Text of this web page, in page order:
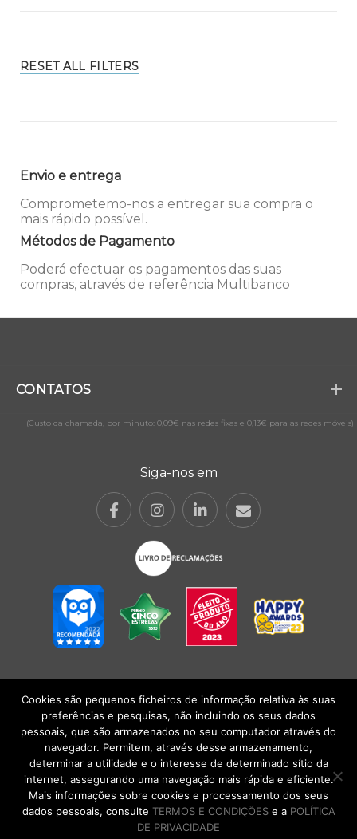
RESET ALL FILTERS
Envio e entrega
Comprometemo-nos a entregar sua compra o
mais rápido possível.
Métodos de Pagamento
Poderá efectuar os pagamentos das suas
compras, através de referência Multibanco
CONTATOS
(Custo da chamada, por minuto: 0,09€ nas redes fixas e 0,13€ para as redes móveis)
Siga-nos em
POLÍTICA DE PRIVACIDADE|TERMOS E CONDIÇÕESlCONDIÇÕES
GERAIS DE VENDA| Alberto Oculista, SA 2026. Todos os direitos reservados.
Cookies são pequenos ficheiros de informação relativa às suas
preferências e pesquisas, não incluindo os seus dados
pessoais, que são armazenados no seu computador através do
navegador. Permitem, através desse armazenamento,
determinar a utilidade e o interesse de determinado sítio da
internet, assegurando uma navegação mais rápida e eficiente.
Mais informações sobre cookies e processamento dos seus
dados pessoais, consulte TERMOS E CONDIÇÕESe a POLÍTICA
DE PRIVACIDADE